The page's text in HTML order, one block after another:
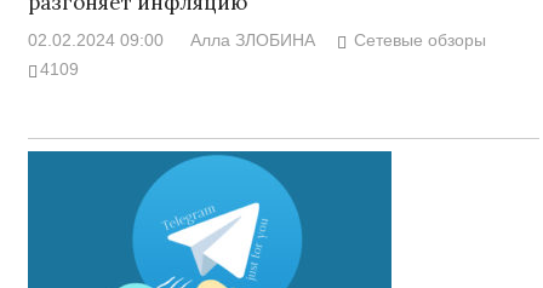
02.02.2024 09:00 Алла ЗЛОБИНА
Сетевые обзоры
4109